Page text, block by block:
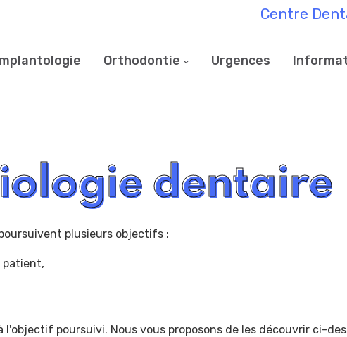
Centre
Orthodontie Urgences
dentaire
plusieurs objectifs :
patient,
poursuivi. Nous vous proposons de les découvrir ci-